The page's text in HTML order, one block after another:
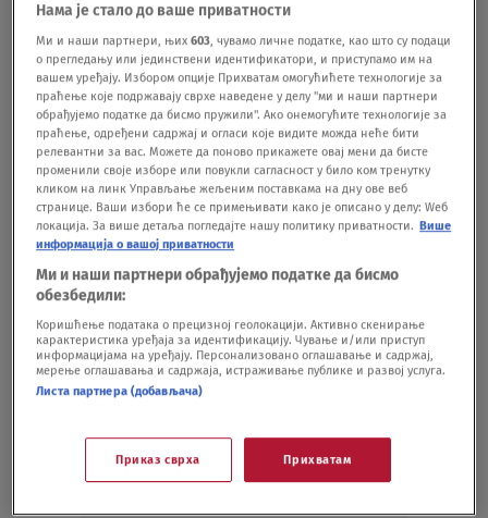
u njemu": Ana Štajdohar objavom o
Gradskoj bolnici ponovo otvorila pitanja o
stanju u zdravstvu
DRUŠTVO25.06.
Više ambulanti na području Bačke Topole
neće raditi zbog bolovanja i odmora lekara
DRUŠTVO16.06.
Trampov lekar: Predsednik SAD u odličnom
zdravstvenom stanju
SVET30.05. 1
Нама је стало до ваше приватности
Ми и наши партнери, њих603, чувамо личне податке, као што су подаци
о прегледању или јединствени идентификатори, и приступамо им на
вашем уређају. Избором опције Прихватам омогућићете технологије за
праћење које подржавају сврхе наведене у делу "ми и наши партнери
обрађујемо податке да бисмо пружили". Ако онемогућите технологије за
праћење, одређени садржај и огласи које видите можда неће бити
релевантни за вас. Можете да поново прикажете овај мени да бисте
променили своје изборе или повукли сагласност у било ком тренутку
кликом на линк Управљање жељеним поставкама на дну ове веб
странице. Ваши избори ће се примењивати како је описано у делу: Wеб
локација. За више детаља погледајте нашу политику приватности. Више
информација о вашој приватности
Ми и наши партнери обрађујемо податке да бисмо
обезбедили:
Коришћење података о прецизној геолокацији. Активно скенирање
карактеристика уређаја за идентификацију. Чување и/или приступ
информацијама на уређају. Персонализовано оглашавање и садржај,
мерење оглашавања и садржаја, истраживање публике и развој услуга.
Листа партнера (добављача)
Приказ сврха Прихватам